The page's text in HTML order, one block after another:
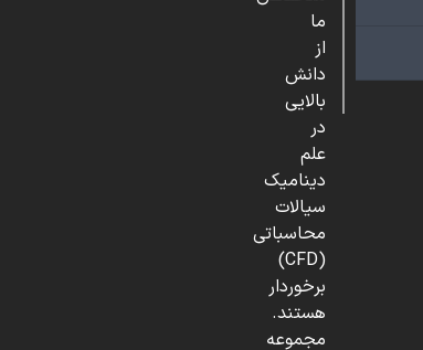
ما
از
دانش
بالایی
در
علم
دینامیک
سیالات
محاسباتی
(CFD)
برخوردار
هستند.
مجموعه